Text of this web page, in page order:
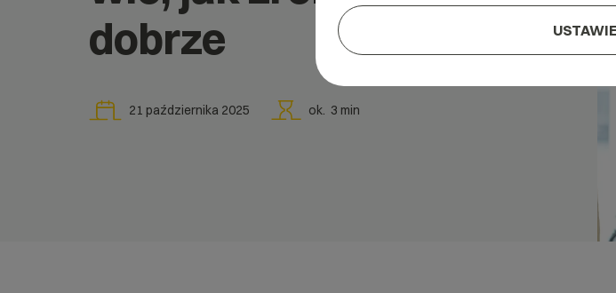
dobrze
21 października 2025 ok. 3 min